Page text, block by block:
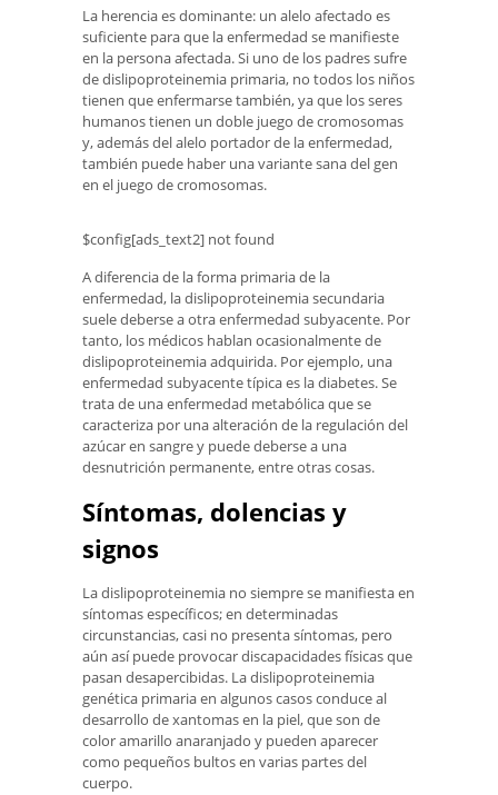
La herencia es dominante: un alelo afectado es
suficiente para que la enfermedad se manifieste
en la persona afectada. Si uno de los padres sufre
de dislipoproteinemia primaria, no todos los niños
tienen que enfermarse también, ya que los seres
humanos tienen un doble juego de cromosomas
y, además del alelo portador de la enfermedad,
también puede haber una variante sana del gen
en el juego de cromosomas.
$config[ads_text2] not found
A diferencia de la forma primaria de la
enfermedad, la dislipoproteinemia secundaria
suele deberse a otra enfermedad subyacente. Por
tanto, los médicos hablan ocasionalmente de
dislipoproteinemia adquirida. Por ejemplo, una
enfermedad subyacente típica es la diabetes. Se
trata de una enfermedad metabólica que se
caracteriza por una alteración de la regulación del
azúcar en sangre y puede deberse a una
desnutrición permanente, entre otras cosas.
Síntomas, dolencias y
signos
La dislipoproteinemia no siempre se manifiesta en
síntomas específicos; en determinadas
circunstancias, casi no presenta síntomas, pero
aún así puede provocar discapacidades físicas que
pasan desapercibidas. La dislipoproteinemia
genética primaria en algunos casos conduce al
desarrollo de xantomas en la piel, que son de
color amarillo anaranjado y pueden aparecer
como pequeños bultos en varias partes del
cuerpo.